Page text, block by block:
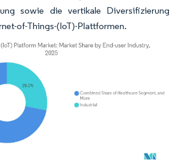
sowie die vertikale Diversifizierung
of-Things-(IoT)-Plattformen.